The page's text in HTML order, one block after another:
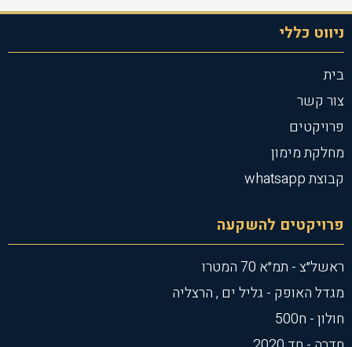
ניווט כללי
בית
צור קשר
פרויקטים
מחלקת מימון
קבוצת whatsapp
פרויקטים להשקעה
ראשל״צ - תמ״א 70 המטרו
מגדל האופק - גליל ים , הרצליה
חולון - ח500